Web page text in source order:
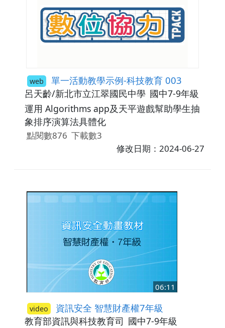
web 單一活動教學示例-科技教育 003
呂天齡/新北市立江翠國民中學 國中7-9年級
運用 Algorithms app及天平遊戲幫助學生抽
象排序演算法具體化
點閱數876 下載數3
修改日期：2024-06-27
06:11
video 資訊安全 智慧財產權7年級
教育部資訊與科技教育司 國中7-9年級